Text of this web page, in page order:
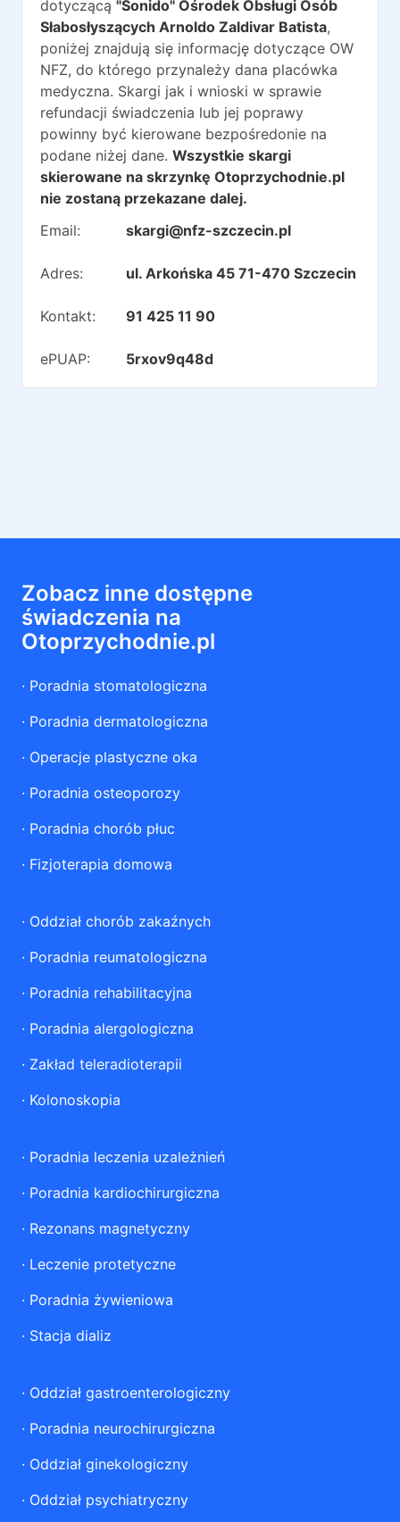
dotyczącą "Sonido" Ośrodek Obsługi Osób
Słabosłyszących Arnoldo Zaldivar Batista,
poniżej znajdują się informację dotyczące OW
NFZ, do którego przynależy dana placówka
medyczna. Skargi jak i wnioski w sprawie
refundacji świadczenia lub jej poprawy
powinny być kierowane bezpośredonie na
podane niżej dane. Wszystkie skargi
skierowane na skrzynkę Otoprzychodnie.pl
nie zostaną przekazane dalej.
Email:
skargi@nfz-szczecin.pl
Adres: ul. Arkońska 45 71-470 Szczecin
Kontakt: 91 425 11 90
ePUAP: 5rxov9q48d
Zobacz inne dostępne
świadczenia na
Otoprzychodnie.pl
· Poradnia stomatologiczna
· Poradnia dermatologiczna
· Operacje plastyczne oka
· Poradnia osteoporozy
· Poradnia chorób płuc
· Fizjoterapia domowa
· Oddział chorób zakaźnych
· Poradnia reumatologiczna
· Poradnia rehabilitacyjna
· Poradnia alergologiczna
· Zakład teleradioterapii
· Kolonoskopia
· Poradnia leczenia uzależnień
· Poradnia kardiochirurgiczna
· Rezonans magnetyczny
· Leczenie protetyczne
· Poradnia żywieniowa
· Stacja dializ
· Oddział gastroenterologiczny
· Poradnia neurochirurgiczna
· Oddział ginekologiczny
· Oddział psychiatryczny